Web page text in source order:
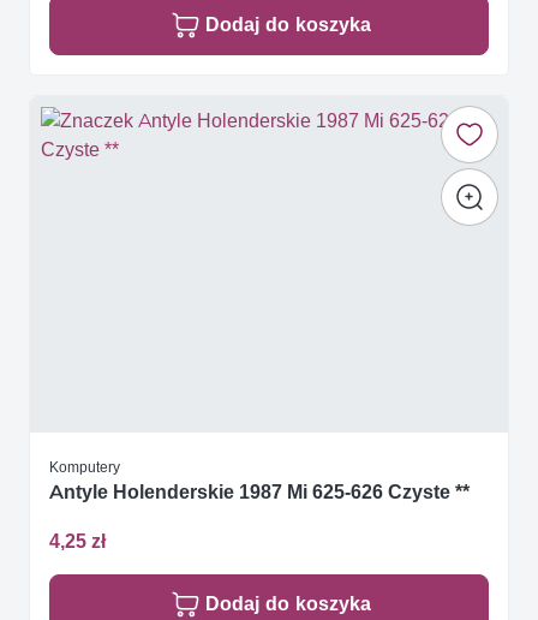
Dodaj do koszyka
Komputery
Antyle Holenderskie 1987 Mi 625-626 Czyste **
4,25 zł
Dodaj do koszyka